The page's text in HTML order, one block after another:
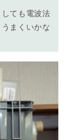
ても電波法
まくいかな